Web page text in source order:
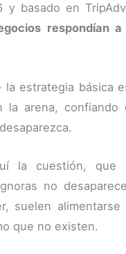
y basado en
respondían
la estrategia básica
la arena, confiando
la cuestión, que
no
suelen
que no existen.